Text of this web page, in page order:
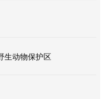
生动物保护区